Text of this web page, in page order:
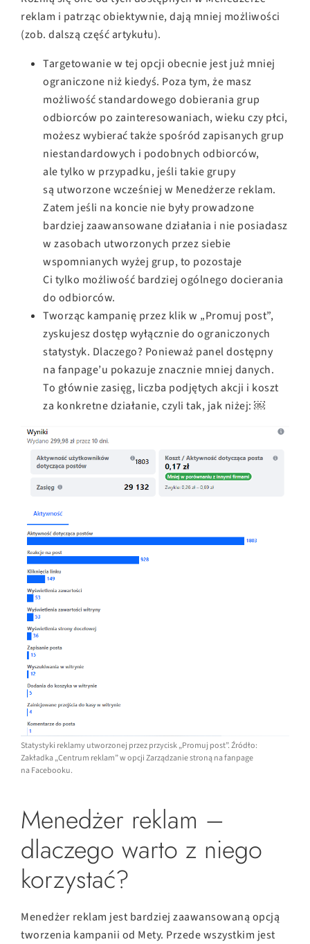
reklam i patrząc obiektywnie, dają mniej możliwości
(zob. dalszą część artykułu).
Targetowanie w tej opcji obecnie jest już mniej
ograniczone niż kiedyś. Poza tym, że masz
możliwość standardowego dobierania grup
odbiorców po zainteresowaniach, wieku czy płci,
możesz wybierać także spośród zapisanych grup
niestandardowych i podobnych odbiorców,
ale tylko w przypadku, jeśli takie grupy
są utworzone wcześniej w Menedżerze reklam.
Zatem jeśli na koncie nie były prowadzone
bardziej zaawansowane działania i nie posiadasz
w zasobach utworzonych przez siebie
wspomnianych wyżej grup, to pozostaje
Ci tylko możliwość bardziej ogólnego docierania
do odbiorców.
Tworząc kampanię przez klik w „Promuj post”,
zyskujesz dostęp wyłącznie do ograniczonych
statystyk. Dlaczego? Ponieważ panel dostępny
na fanpage’u pokazuje znacznie mniej danych.
To głównie zasięg, liczba podjętych akcji i koszt
za konkretne działanie, czyli tak, jak niżej: ￼
Statystyki reklamy utworzonej przez przycisk „Promuj post”. Źródło:
Zakładka „Centrum reklam” w opcji Zarządzanie stroną na fanpage
na Facebooku.
Menedżer reklam –
dlaczego warto z niego
korzystać?
Menedżer reklam jest bardziej zaawansowaną opcją
tworzenia kampanii od Mety. Przede wszystkim jest